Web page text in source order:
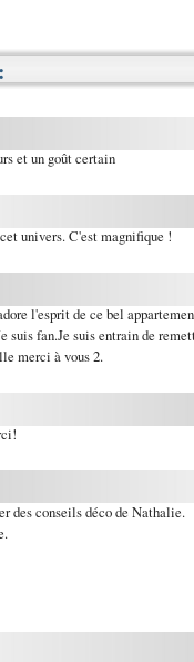
et un goût certain
univers. C'est magnifique !
l'esprit de ce bel
suis fan.Je suis entrain de
merci à vous 2.
des conseils déco de Nathalie.